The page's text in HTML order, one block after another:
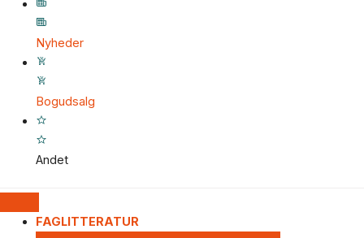
Nyheder
Bogudsalg
Andet
FAGLITTERATUR